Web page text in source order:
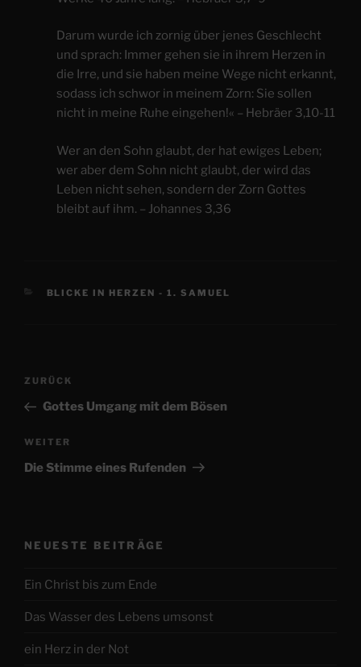
Darum wurde ich zornig über jenes Geschlecht
und sprach: Immer gehen sie in ihrem Herzen in
die Irre, und sie haben meine Wege nicht erkannt,
sodass ich schwor in meinem Zorn: Sie sollen
nicht in meine Ruhe eingehen!« – Hebräer 3,10-11
Wer an den Sohn glaubt, der hat ewiges Leben;
wer aber dem Sohn nicht glaubt, der wird das
Leben nicht sehen, sondern der Zorn Gottes
bleibt auf ihm. – Johannes 3,36
KATEGORIEN
BLICKE IN HERZEN - 1. SAMUEL
Beitragsnavigation
Vorheriger
Beitrag
ZURÜCK
Gottes Umgang mit dem Bösen
Nächster
Beitrag
WEITER
Die Stimme eines Rufenden
NEUESTE BEITRÄGE
Ein Christ bis zum Ende
Das Wasser des Lebens umsonst
ein Herz in der Not